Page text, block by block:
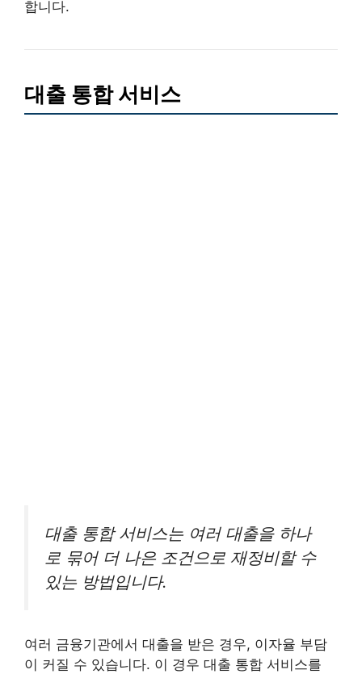
합니다.
대출 통합 서비스
대출 통합 서비스는 여러 대출을 하나
로 묶어 더 나은 조건으로 재정비할 수
있는 방법입니다.
여러 금융기관에서 대출을 받은 경우, 이자율 부담
이 커질 수 있습니다. 이 경우 대출 통합 서비스를